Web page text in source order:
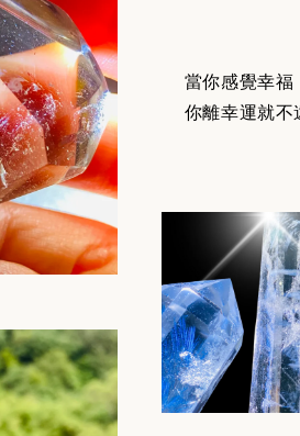
當你感覺幸福
你離幸運就不